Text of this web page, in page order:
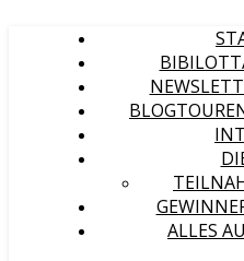
ALLES